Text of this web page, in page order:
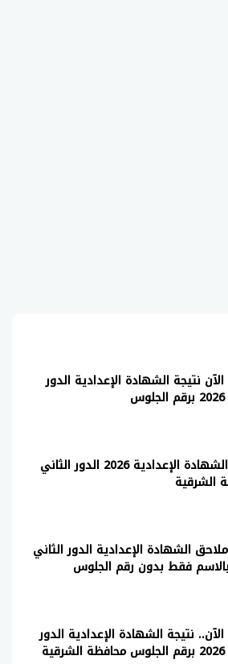
نتيجة الشهادة الإعدادية الدور
نتيجة الشهادة الإعدادية 2026 الدور الثاني
الشرقية
الشهادة الإعدادية الدور الثاني
نتيجة الشهادة الإعدادية الدور